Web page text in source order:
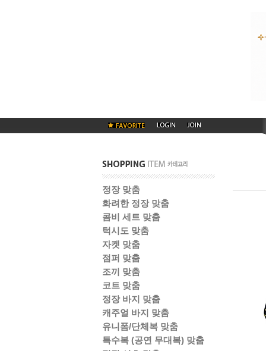
정장 맞춤
화려한 정장 맞춤
콤비 세트 맞춤
턱시도 맞춤
자켓 맞춤
점퍼 맞춤
조끼 맞춤
코트 맞춤
정장 바지 맞춤
캐주얼 바지 맞춤
유니폼/단체복 맞춤
특수복 (공연 무대복) 맞춤